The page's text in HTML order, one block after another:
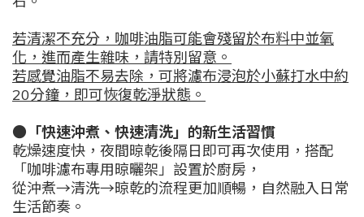
若清潔不充分，咖啡油脂可能會殘留於布料中並氧
化，進而產生雜味，請特別留意。
若感覺油脂不易去除，可將濾布浸泡於小蘇打水中約
20分鐘，即可恢復乾淨狀態。
●「快速沖煮、快速清洗」的新生活習慣
乾燥速度快，夜間晾乾後隔日即可再次使用，搭配
「咖啡濾布專用晾曬架」設置於廚房，
從沖煮→清洗→晾乾的流程更加順暢，自然融入日常
生活節奏。